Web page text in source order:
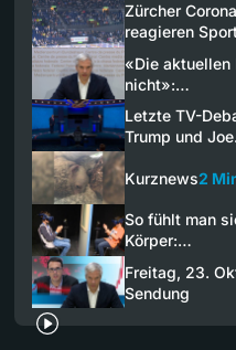
Zürcher
reagieren
«Die aktuellen
nicht»:…
Letzte TV-
Trump und
Kurznews2
So fühlt man
Körper:…
Freitag, 23.
Sendung